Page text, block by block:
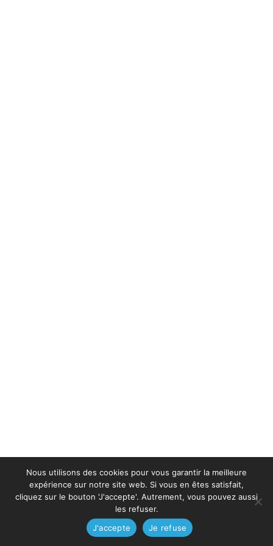
Nous utilisons des cookies pour vous garantir la meilleure
expérience sur notre site web. Si vous en êtes satisfait,
cliquez sur le bouton 'J'accepte'. Autrement, vous pouvez aussi
les refuser.
J'accepte
Je refuse